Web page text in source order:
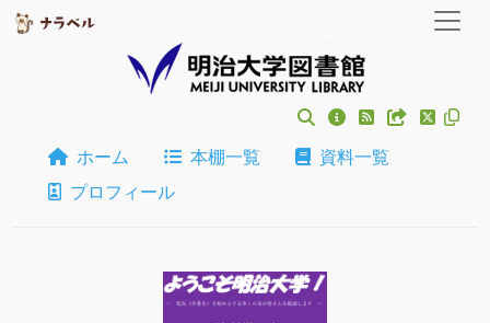
ホーム 本棚一覧
資料一覧
プロフィール